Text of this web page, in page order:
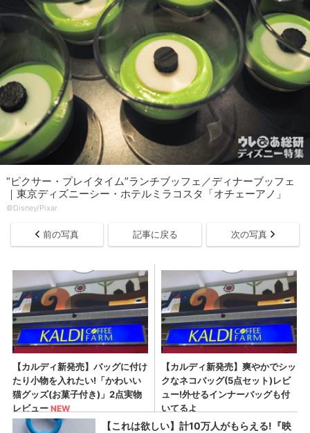
“ピクサー・プレイタイム”ランチブッフェ／ディナーブッフェ
｜東京ディズニーシー・ホテルミラコスタ「オチェーアノ」
©︎Disney/Pixar
前の写真 記事に戻る 次の写真